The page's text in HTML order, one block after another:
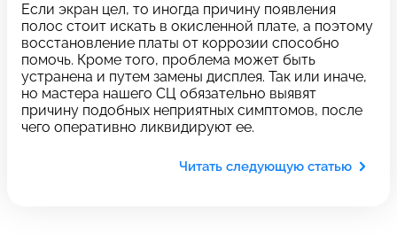
Если экран цел, то иногда причину появления
полос стоит искать в окисленной плате, а поэтому
восстановление платы от коррозии способно
помочь. Кроме того, проблема может быть
устранена и путем замены дисплея. Так или иначе,
но мастера нашего СЦ обязательно выявят
причину подобных неприятных симптомов, после
чего оперативно ликвидируют ее.
Читать следующую статью
Задать вопрос
*бесплатно
Заполните форму обратной
Оставьте свой
отзыв